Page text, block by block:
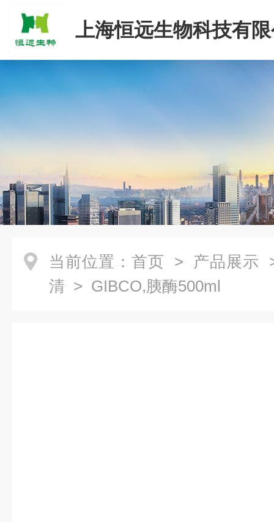
上海恒远生物科技有
当前位置： 首页 > 产品展示
清 > GIBCO,胰酶500ml